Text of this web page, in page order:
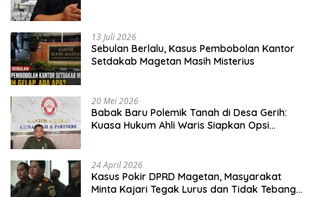
13 Juli 2026
Sebulan Berlalu, Kasus Pembobolan Kantor
Setdakab Magetan Masih Misterius
20 Mei 2026
Babak Baru Polemik Tanah di Desa Gerih:
Kuasa Hukum Ahli Waris Siapkan Opsi
24 April 2026
Kasus Pokir DPRD Magetan, Masyarakat
Minta Kajari Tegak Lurus dan Tidak Tebang